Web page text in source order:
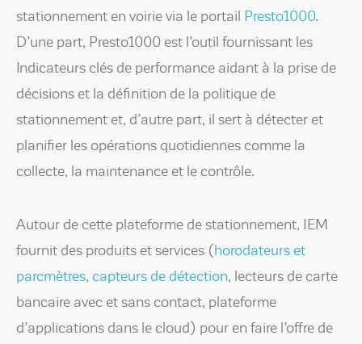
stationnement en voirie via le portail Presto1000.
D’une part, Presto1000 est l’outil fournissant les
Indicateurs clés de performance aidant à la prise de
décisions et la définition de la politique de
stationnement et, d’autre part, il sert à détecter et
planifier les opérations quotidiennes comme la
collecte, la maintenance et le contrôle.
Autour de cette plateforme de stationnement, IEM
fournit des produits et services (horodateurs et
parcmètres, capteurs de détection, lecteurs de carte
bancaire avec et sans contact, plateforme
d’applications dans le cloud) pour en faire l’offre de